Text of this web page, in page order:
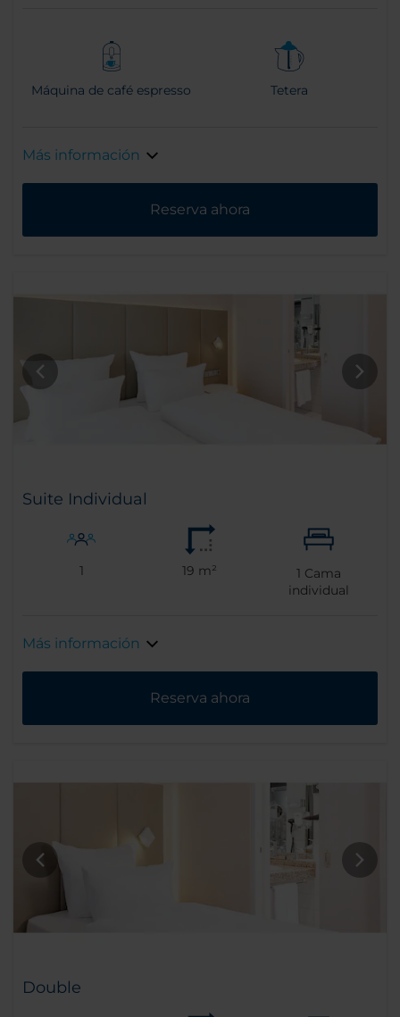
Máquina de café espresso Tetera
Más información
Reserva ahora
Suite Individual
1 19 m² 1 Cama
individual
Más información
Reserva ahora
Double